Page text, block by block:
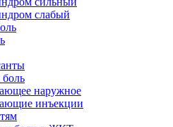
слабый
наружное
инъекции